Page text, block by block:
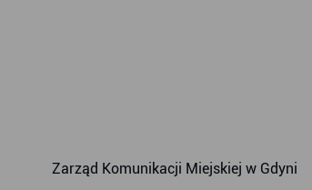
Zarząd Komunikacji Miejskiej w Gdyni